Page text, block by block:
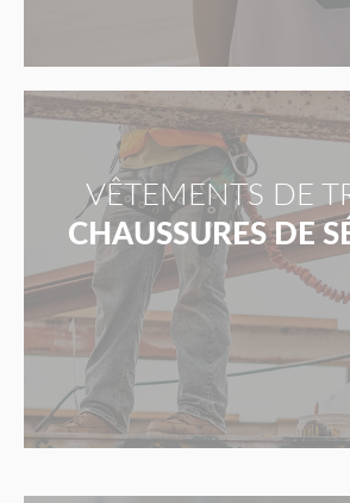
VÊTEMENTS DE
CHAUSSURES DE